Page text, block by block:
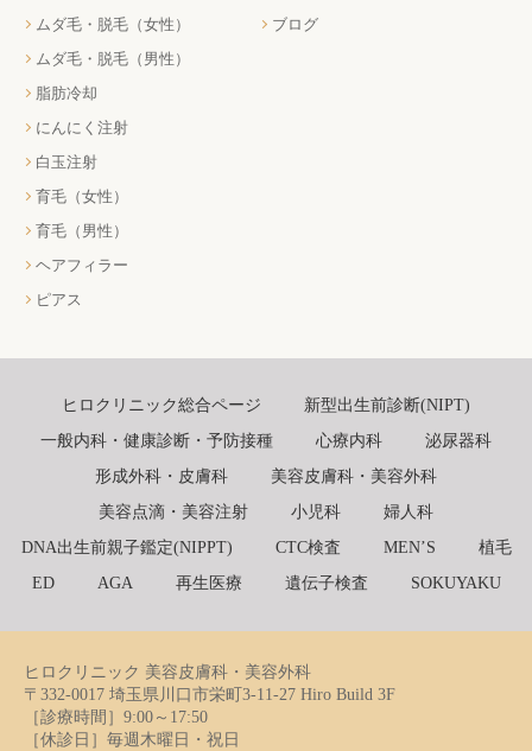
ムダ毛・脱毛（女性）
ムダ毛・脱毛（男性）
脂肪冷却
にんにく注射
白玉注射
育毛（女性）
育毛（男性）
ヘアフィラー
ピアス
ブログ
ヒロクリニック総合ページ
新型出生前診断(NIPT)
一般内科・健康診断・予防接種
心療内科
泌尿器科
形成外科・皮膚科
美容皮膚科・美容外科
美容点滴・美容注射
小児科
婦人科
DNA出生前親子鑑定(NIPPT)
CTC検査 MEN’S
植毛
ED
AGA 再生医療 遺伝子検査 SOKUYAKU
ヒロクリニック 美容皮膚科・美容外科
〒332-0017 埼玉県川口市栄町3-11-27 Hiro Build 3F
［診療時間］9:00～17:50
［休診日］毎週木曜日・祝日